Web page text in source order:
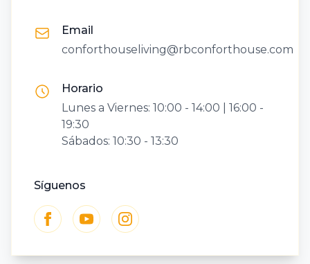
Email
conforthouseliving@rbconforthouse.com
Horario
Lunes a Viernes: 10:00 - 14:00 | 16:00 -
19:30
Sábados: 10:30 - 13:30
Síguenos